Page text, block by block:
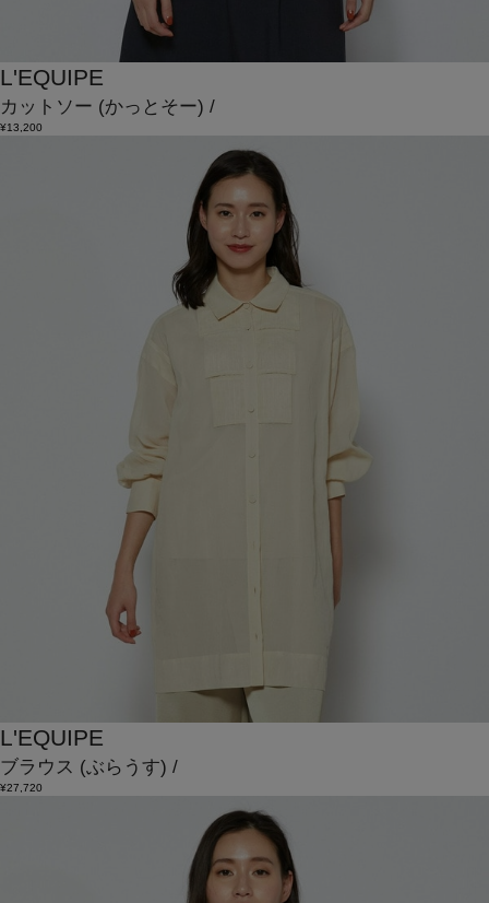
L'EQUIPE
カットソー (かっとそー) /
¥13,200
L'EQUIPE
ブラウス (ぶらうす) /
¥27,720